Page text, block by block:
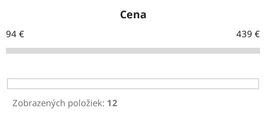
n
i
p
r
Cena
94 € 439 €
Zobrazených položiek: 12